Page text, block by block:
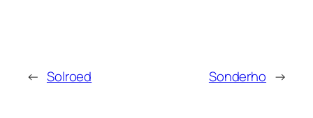
← Solroed Sonderho →